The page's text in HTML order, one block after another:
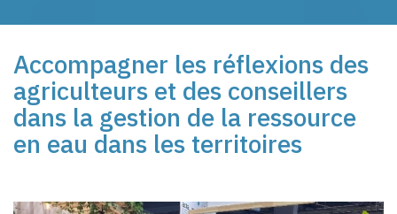
Accompagner les réflexions des
agriculteurs et des conseillers
dans la gestion de la ressource
en eau dans les territoires